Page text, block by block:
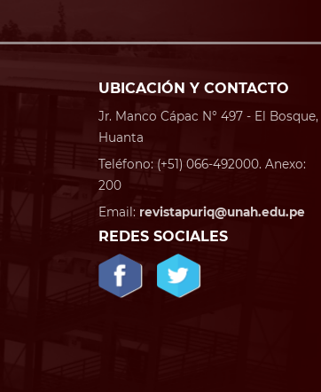
UBICACIÓN Y CONTACTO
Jr. Manco Cápac N° 497 - El Bosque,
Huanta
Teléfono: (+51) 066-492000. Anexo:
200
Email: revistapuriq@unah.edu.pe
REDES SOCIALES